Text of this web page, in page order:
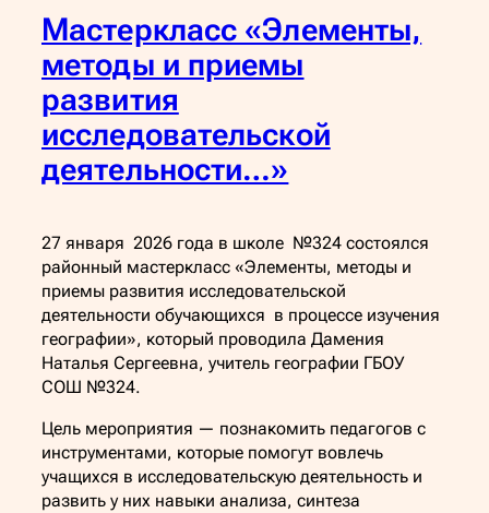
Мастеркласс «Элементы,
методы и приемы
развития
исследовательской
деятельности…»
27 января 2026 года в школе №324 состоялся
районный мастеркласс «Элементы, методы и
приемы развития исследовательской
деятельности обучающихся в процессе изучения
географии», который проводила Дамения
Наталья Сергеевна, учитель географии ГБОУ
СОШ №324.
Цель мероприятия — познакомить педагогов с
инструментами, которые помогут вовлечь
учащихся в исследовательскую деятельность и
развить у них навыки анализа, синтеза